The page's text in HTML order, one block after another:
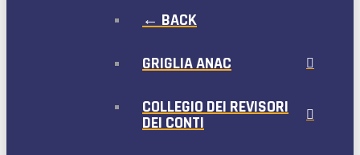
← BACK
GRIGLIA ANAC
COLLEGIO DEI REVISORI
DEI CONTI